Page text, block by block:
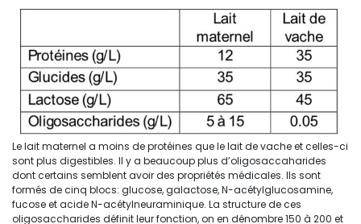
Le lait maternel a moins de protéines que le lait de vache et celles-ci
sont plus digestibles. Il y a beaucoup plus d’oligosaccaharides
dont certains semblent avoir des propriétés médicales. Ils sont
formés de cinq blocs: glucose, galactose, N-acétylglucosamine,
fucose et acide N-acétylneuraminique. La structure de ces
oligosaccharides définit leur fonction, on en dénombre 150 à 200 et